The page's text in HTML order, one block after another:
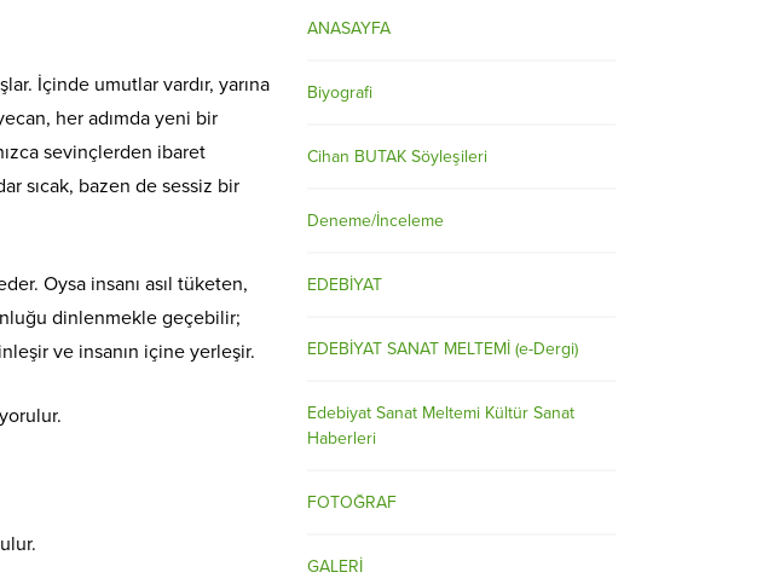
İçinde umutlar vardır, yarına
her adımda yeni bir
sevinçlerden ibaret
sıcak, bazen de sessiz bir
Oysa insanı asıl tüketen,
dinlenmekle geçebilir;
ve insanın içine yerleşir.
ANASAYFA
Biyografi
Cihan BUTAK Söyleşileri
Deneme/İnceleme
EDEBİYAT
EDEBİYAT SANAT MELTEMİ (e-Dergi)
Edebiyat Sanat Meltemi Kültür Sanat
Haberleri
FOTOĞRAF
GALERİ